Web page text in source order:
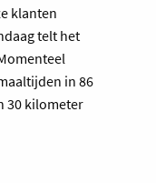
klanten
telt het
in 86
30 kilometer